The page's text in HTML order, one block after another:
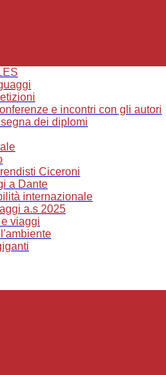
e incontri con gli autori
dei diplomi
Ciceroni
a Dante
internazionale
a.s 2025
viaggi